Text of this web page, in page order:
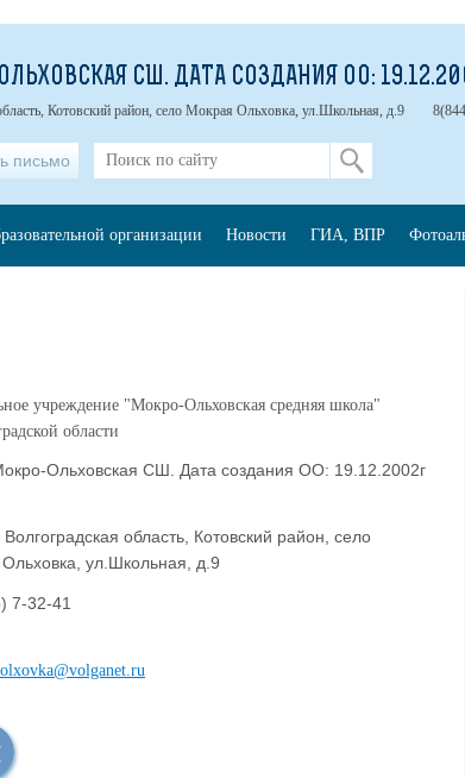
учреждение "Мокро-Ольховская средняя школа"
области
Ольховская СШ. Дата создания ОО: 19.12.2002г
область, Котовский район, село
ул.Школьная, д.9
7-32-41
СШ. ДАТА СОЗДАНИЯ ОО:
Котовский район, село Мокрая Ольховка, ул.Школьная, д.9
письмо
организации Новости ГИА, ВПР